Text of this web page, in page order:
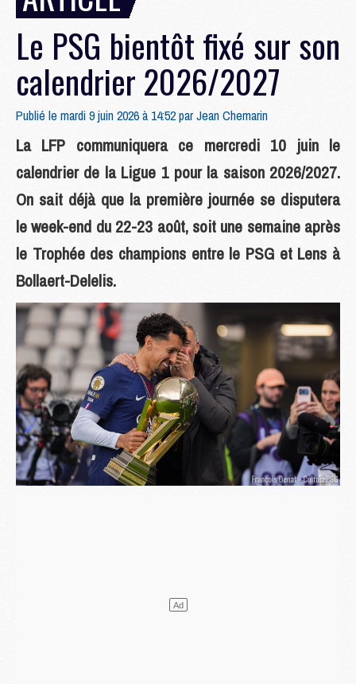
Le PSG bientôt fixé sur son
calendrier 2026/2027
Publié le mardi 9 juin 2026 à 14:52 parJean Chemarin
La LFP communiquera ce mercredi 10 juin le
calendrier de la Ligue 1 pour la saison 2026/2027.
On sait déjà que la première journée se disputera
le week-end du 22-23 août, soit une semaine après
le Trophée des champions entre le PSG et Lens à
Bollaert-Delelis.